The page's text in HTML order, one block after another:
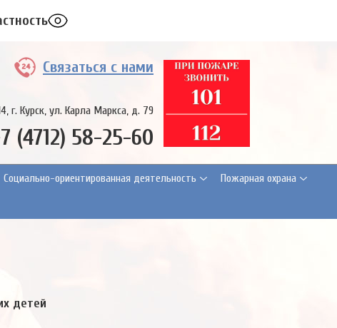
Связаться с нами
г. Курск, ул. Карла Маркса, д. 79
(4712) 58-25-60
Cоциально-ориентированная деятельность Пожарная охрана
детей